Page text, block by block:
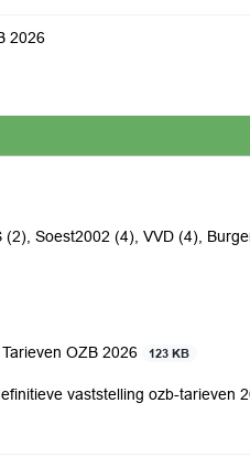
2026
(2), Soest2002 (4), VVD (4),
OZB 2026
123 KB
vaststelling ozb-tarieven